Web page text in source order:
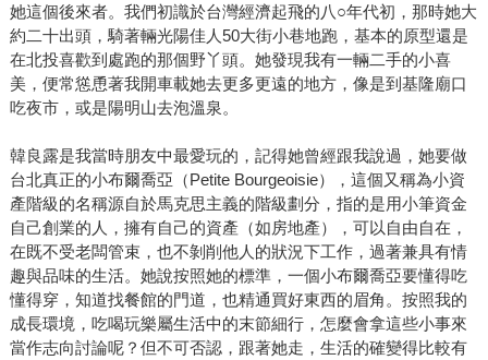
她這個後來者。我們初識於台灣經濟起飛的八○年代初，那時她大
約二十出頭，騎著輛光陽佳人50大街小巷地跑，基本的原型還是
在北投喜歡到處跑的那個野丫頭。她發現我有一輛二手的小喜
美，便常慫恿著我開車載她去更多更遠的地方，像是到基隆廟口
吃夜市，或是陽明山去泡溫泉。
韓良露是我當時朋友中最愛玩的，記得她曾經跟我說過，她要做
台北真正的小布爾喬亞（Petite Bourgeoisie），這個又稱為小資
產階級的名稱源自於馬克思主義的階級劃分，指的是用小筆資金
自己創業的人，擁有自己的資產（如房地產），可以自由自在，
在既不受老闆管束，也不剝削他人的狀況下工作，過著兼具有情
趣與品味的生活。她說按照她的標準，一個小布爾喬亞要懂得吃
懂得穿，知道找餐館的門道，也精通買好東西的眉角。按照我的
成長環境，吃喝玩樂屬生活中的末節細行，怎麼會拿這些小事來
當作志向討論呢？但不可否認，跟著她走，生活的確變得比較有